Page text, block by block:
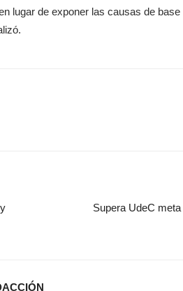
lugar de exponer las causas de
Supera UdeC